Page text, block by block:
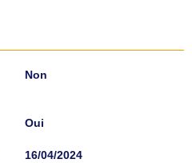
Non
Oui
16/04/2024